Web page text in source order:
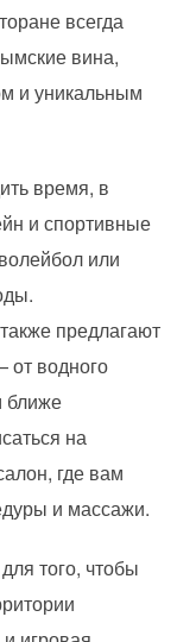
всегда
вина,
и уникальным
время, в
и спортивные
или
предлагают
водного
ближе
на
где вам
и массажи.
того, чтобы